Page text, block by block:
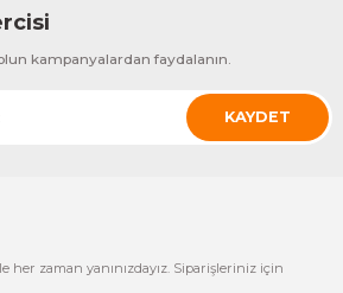
kampanyalardan faydalanın.
KAYDET
her zaman yanınızdayız. Siparişleriniz için